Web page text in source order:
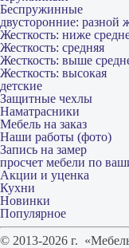
Беспружинные
двусторонние: разной
Жесткость: ниже
Жесткость: средняя
Жесткость: выше
Жесткость: высокая
детские
Защитные чехлы
Наматрасники
Мебель на заказ
Наши работы (фото)
Запись на замер
просчет мебели по
Акции и уценка
Кухни
Новинки
Популярное
© 2013-2026 г.